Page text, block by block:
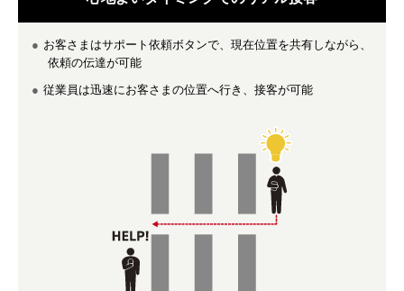
お客さまはサポート依頼ボタンで、現在位置を共有しながら、
依頼の伝達が可能
従業員は迅速にお客さまの位置へ行き、接客が可能